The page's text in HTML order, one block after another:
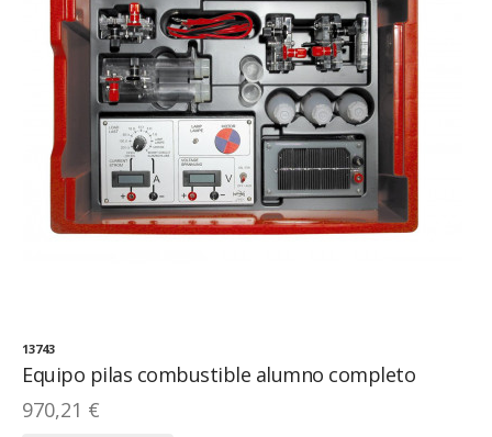
13743
Equipo pilas combustible alumno completo
970,21 €